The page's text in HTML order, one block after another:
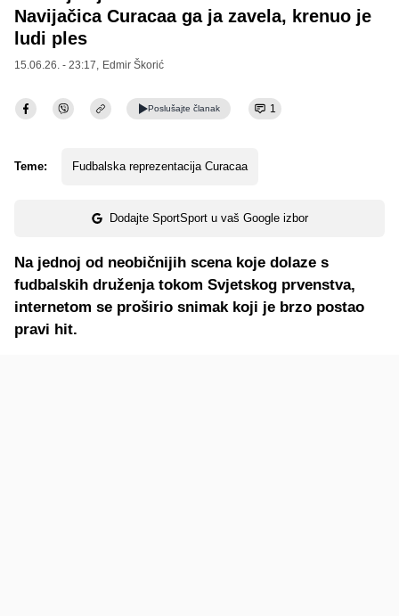
Navijačica Curacaa ga ja zavela, krenuo je
ludi ples
15.06.26. - 23:17, Edmir Škorić
Poslušajte članak 1
Teme: Fudbalska reprezentacija Curacaa
Dodajte SportSport u vaš Google izbor
Na jednoj od neobičnijih scena koje dolaze s
fudbalskih druženja tokom Svjetskog prvenstva,
internetom se proširio snimak koji je brzo postao
pravi hit.